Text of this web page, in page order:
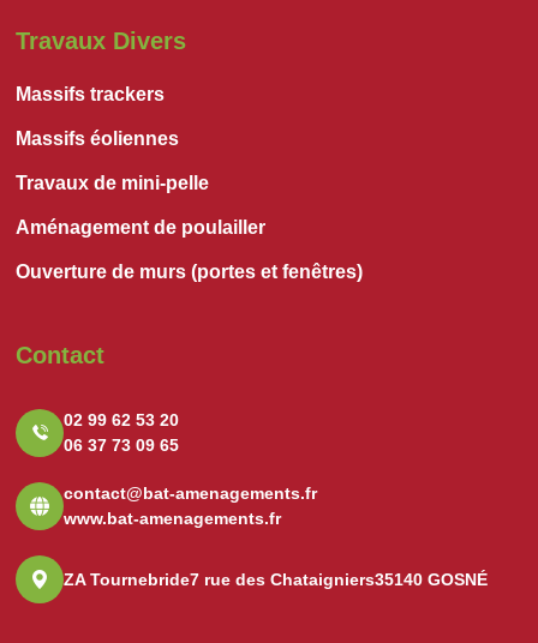
Travaux Divers
Massifs trackers
Massifs éoliennes
Travaux de mini-pelle
Aménagement de poulailler
Ouverture de murs (portes et fenêtres)
Contact
02 99 62 53 20
06 37 73 09 65
contact@bat-amenagements.fr
www.bat-amenagements.fr
ZA Tournebride7 rue des Chataigniers35140 GOSNÉ